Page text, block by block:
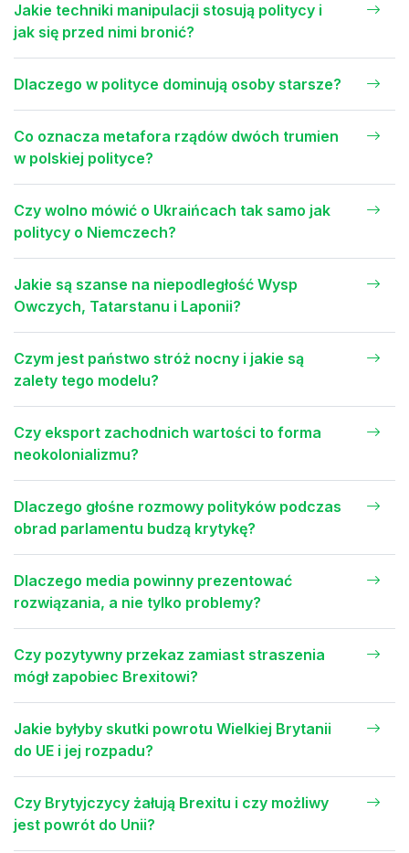
Jakie techniki manipulacji stosują politycy i
jak się przed nimi bronić?
Dlaczego w polityce dominują osoby starsze?
Co oznacza metafora rządów dwóch trumien
w polskiej polityce?
Czy wolno mówić o Ukraińcach tak samo jak
politycy o Niemczech?
Jakie są szanse na niepodległość Wysp
Owczych, Tatarstanu i Laponii?
Czym jest państwo stróż nocny i jakie są
zalety tego modelu?
Czy eksport zachodnich wartości to forma
neokolonializmu?
Dlaczego głośne rozmowy polityków podczas
obrad parlamentu budzą krytykę?
Dlaczego media powinny prezentować
rozwiązania, a nie tylko problemy?
Czy pozytywny przekaz zamiast straszenia
mógł zapobiec Brexitowi?
Jakie byłyby skutki powrotu Wielkiej Brytanii
do UE i jej rozpadu?
Czy Brytyjczycy żałują Brexitu i czy możliwy
jest powrót do Unii?